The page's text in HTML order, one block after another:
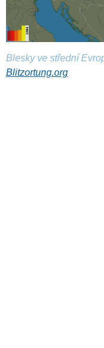
Blesky ve střední
Blitzortung.org